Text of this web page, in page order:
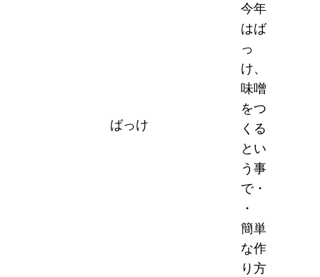
ばっけ
今年
はば
っ
け、
味噌
をつ
くる
とい
う事
で・
・
簡単
な作
り方